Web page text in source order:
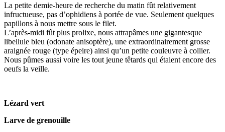
La petite demie-heure de recherche du matin fût relativement
infructueuse, pas d’ophidiens à portée de vue. Seulement quelques
papillons à nous mettre sous le filet.
L’après-midi fût plus prolixe, nous attrapâmes une gigantesque
libellule bleu (odonate anisoptère), une extraordinairement grosse
araignée rouge (type épeire) ainsi qu’un petite couleuvre à collier.
Nous pûmes aussi voire les tout jeune têtards qui étaient encore des
oeufs la veille.
Lézard vert
Larve de grenouille